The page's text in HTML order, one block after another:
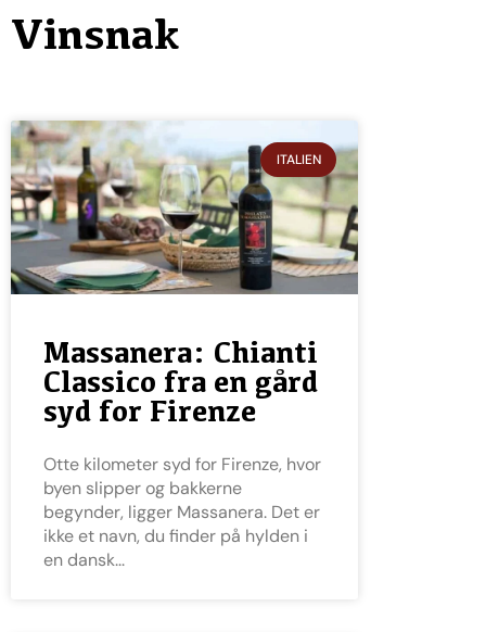
Vinsnak
ITALIEN
Massanera: Chianti
Classico fra en gård
syd for Firenze
Otte kilometer syd for Firenze, hvor
byen slipper og bakkerne
begynder, ligger Massanera. Det er
ikke et navn, du finder på hylden i
en dansk